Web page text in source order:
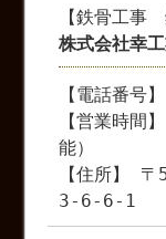
【鉄骨工事
株式会社幸
【電話番
【営業時
能）
【住所】
3-6-6-1